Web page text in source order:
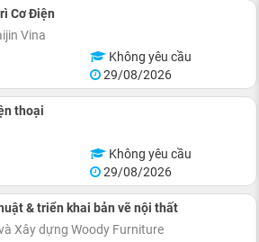
Cơ Điện
Vina
Không yêu cầu
29/08/2026
thoại
Không yêu cầu
29/08/2026
& triển khai bản vẽ nội thất
Xây dựng Woody Furniture